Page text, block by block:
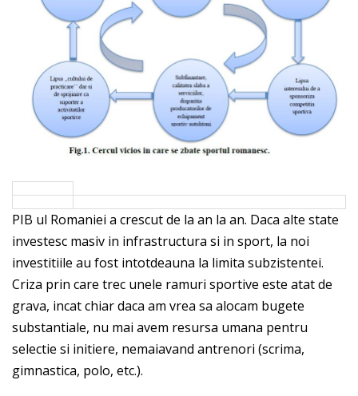
PIB ul Romaniei a crescut de la an la an. Daca alte state
investesc masiv in infrastructura si in sport, la noi
investitiile au fost intotdeauna la limita subzistentei.
Criza prin care trec unele ramuri sportive este atat de
grava, incat chiar daca am vrea sa alocam bugete
substantiale, nu mai avem resursa umana pentru
selectie si initiere, nemaiavand antrenori (scrima,
gimnastica, polo, etc.).